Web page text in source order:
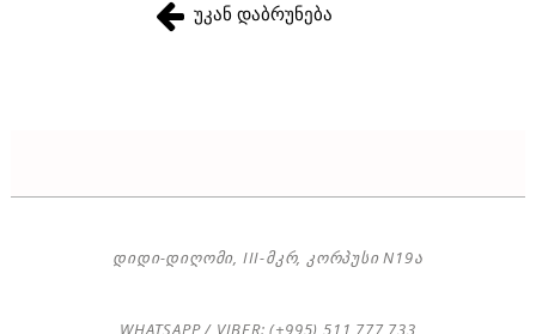
უკან დაბრუნება
ᲓᲘᲓᲘ-ᲓᲘᲦᲝᲛᲘ, III-ᲛᲙᲠ, ᲙᲝᲠᲞᲣᲡᲘ N19Ა
WHATSAPP / VIBER: (+995) 511 777 733